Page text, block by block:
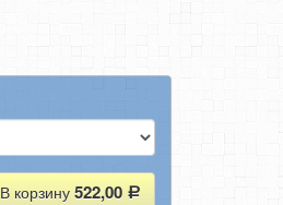
В корзину 522,00